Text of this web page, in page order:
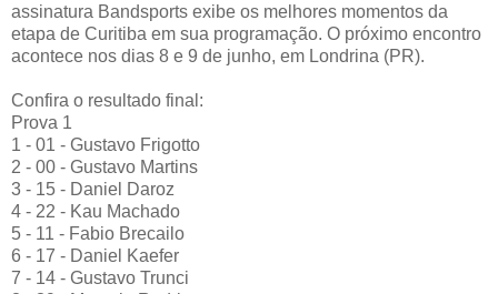
assinatura Bandsports exibe os melhores momentos da
etapa de Curitiba em sua programação. O próximo encontro
acontece nos dias 8 e 9 de junho, em Londrina (PR).
Confira o resultado final:
Prova 1
1 - 01 - Gustavo Frigotto
2 - 00 - Gustavo Martins
3 - 15 - Daniel Daroz
4 - 22 - Kau Machado
5 - 11 - Fabio Brecailo
6 - 17 - Daniel Kaefer
7 - 14 - Gustavo Trunci